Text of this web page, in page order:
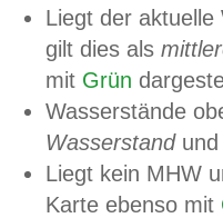
Liegt der
gilt dies als
mit Grün
Wasserstände
Wasserstandund
Liegt kein MHW
Karte ebenso mit